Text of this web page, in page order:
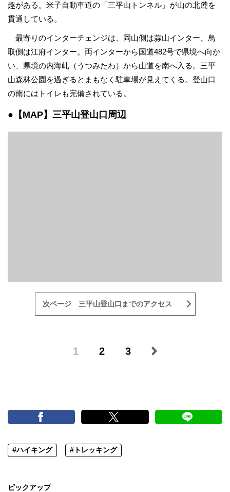
趣がある。米子自動車道の「三平山トンネル」が山の北麓を
貫通している。
最寄りのインターチェンジは、岡山側は蒜山インター、鳥
取側は江府インター。両インターから国道482号で県境へ向か
い、県境の内海乢（うつみたわ）から山道を南へ入る。三平
山森林公園を過ぎるとまもなく駐車場が見えてくる。登山口
の南にはトイレも完備されている。
●【MAP】三平山登山口周辺
次ページ 三平山登山口までのアクセス
1 2 3
#ハイキング #トレッキング
ピックアップ